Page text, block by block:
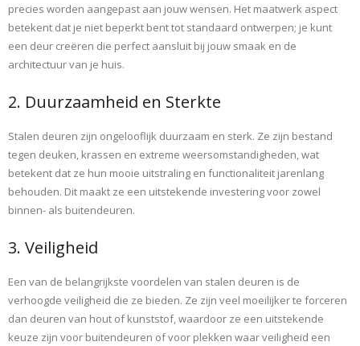
precies worden aangepast aan jouw wensen. Het maatwerk aspect
betekent dat je niet beperkt bent tot standaard ontwerpen; je kunt
een deur creëren die perfect aansluit bij jouw smaak en de
architectuur van je huis.
2. Duurzaamheid en Sterkte
Stalen deuren zijn ongelooflijk duurzaam en sterk. Ze zijn bestand
tegen deuken, krassen en extreme weersomstandigheden, wat
betekent dat ze hun mooie uitstraling en functionaliteit jarenlang
behouden. Dit maakt ze een uitstekende investering voor zowel
binnen- als buitendeuren.
3. Veiligheid
Een van de belangrijkste voordelen van stalen deuren is de
verhoogde veiligheid die ze bieden. Ze zijn veel moeilijker te forceren
dan deuren van hout of kunststof, waardoor ze een uitstekende
keuze zijn voor buitendeuren of voor plekken waar veiligheid een